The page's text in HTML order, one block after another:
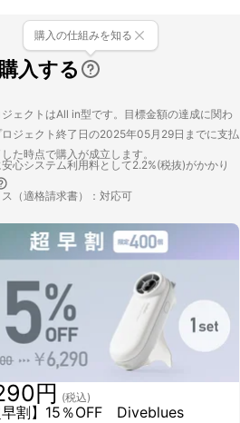
入する
購入の仕組みを知る
ェクトはAll in型です。目標金額の達成に関わ
ロジェクト終了日の2025年05月29日までに支払
た時点で購入が成立します。
心システム利用料として2.2%(税抜)がかかり
（適格請求書）：対応可
早割】15％OFF Diveblues
円 (税込)